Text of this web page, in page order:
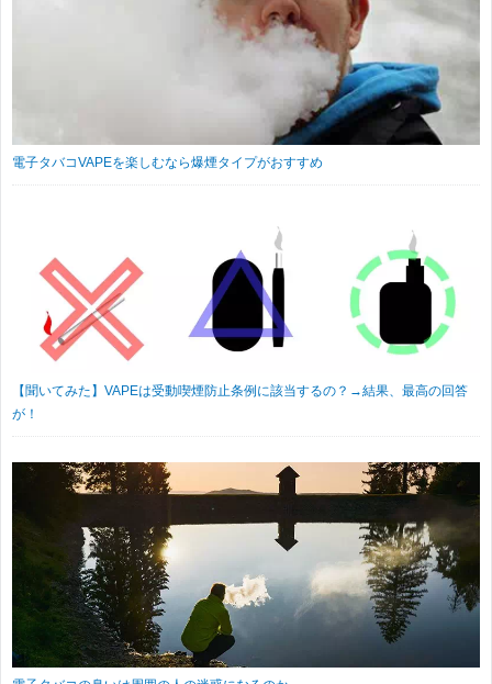
電子タバコVAPEを楽しむなら爆煙タイプがおすすめ
【聞いてみた】VAPEは受動喫煙防止条例に該当するの？→結果、最高の回答
が！